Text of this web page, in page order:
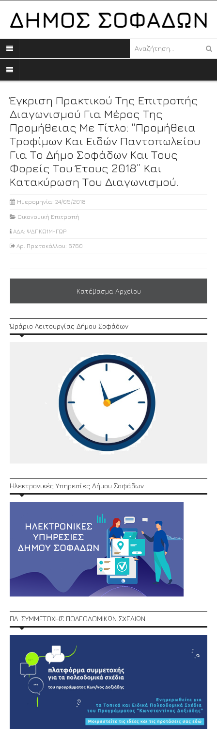
Έγκριση Πρακτικού Της Επιτροπής
Διαγωνισμού Για Μέρος Της
Προμήθειας Με Τίτλο: “Προμήθεια
Τροφίμων Και Ειδών Παντοπωλείου
Για Το Δήμο Σοφάδων Και Τους
Φορείς Του Έτους 2018” Και
Κατακύρωση Του Διαγωνισμού.
Ημερομηνία: 24/05/2018
Οικονομική Επιτροπή
ΑΔΑ: ΨΔΠΚΩ1Μ-ΓΩΡ
Αρ. Πρωτοκόλλου: 6760
Κατέβασμα Αρχείου
Ώράριο Λειτουργίας Δήμου Σοφάδων
Ηλεκτρονικές Υπηρεσίες Δήμου Σοφάδων
ΠΛ. ΣΥΜΜΕΤΟΧΗΣ ΠΟΛΕΟΔΟΜΙΚΩΝ ΣΧΕΔΙΩΝ